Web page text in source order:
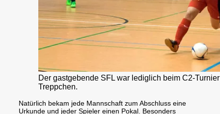
Der gastgebende SFL war lediglich beim C2-
Treppchen.
Natürlich bekam jede Mannschaft zum Abschluss eine
Urkunde und jeder Spieler einen Pokal. Besonders